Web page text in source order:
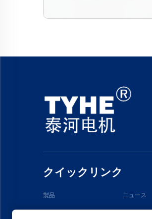
クイックリンク
製品 ニュース